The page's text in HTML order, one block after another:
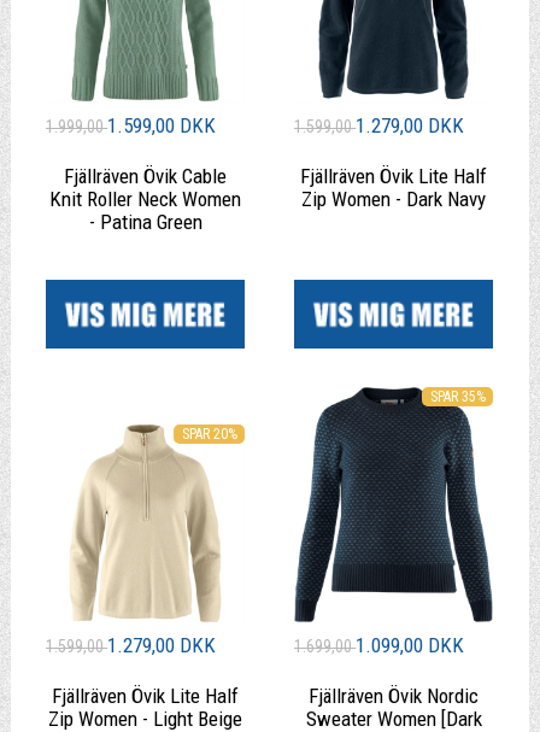
1.999,001.599,00 DKK
Fjällräven Övik Cable
Knit Roller Neck Women
- Patina Green
1.599,001.279,00 DKK
Fjällräven Övik Lite Half
Zip Women - Dark Navy
SPAR 20%
1.599,001.279,00 DKK
Fjällräven Övik Lite Half
Zip Women - Light Beige
SPAR 35%
1.699,001.099,00 DKK
Fjällräven Övik Nordic
Sweater Women [Dark